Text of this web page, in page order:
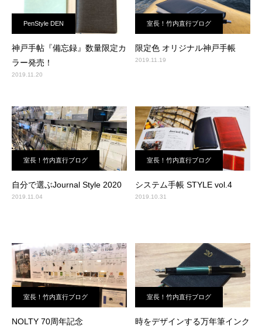
PenStyle DEN
神戸手帖『備忘録』数量限定カ
ラー発売！
2019.11.20
室長！竹内直行ブログ
限定色 オリジナル神戸手帳
2019.11.19
室長！竹内直行ブログ
自分で選ぶJournal Style 2020
2019.11.04
室長！竹内直行ブログ
システム手帳 STYLE vol.4
2019.10.31
室長！竹内直行ブログ
NOLTY 70周年記念
室長！竹内直行ブログ
時をデザインする万年筆インク